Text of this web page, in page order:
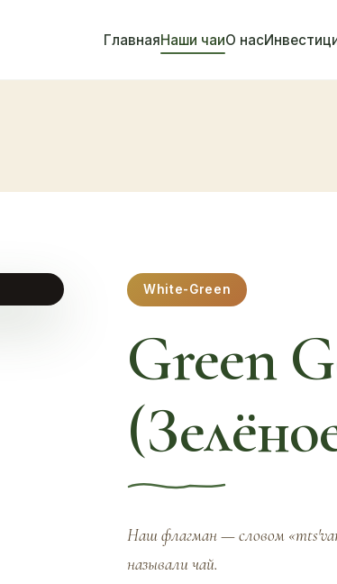
ГлавнаяНаши чаиО нас
White-Green
Green
Наш флагман — словом
называли чай.